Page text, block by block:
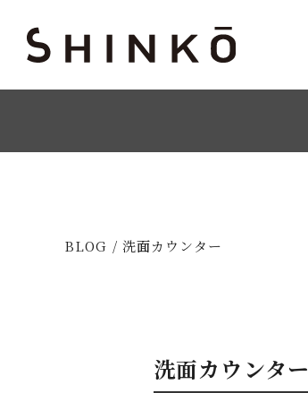
BLOG / 洗面カウンター
洗面カウンター